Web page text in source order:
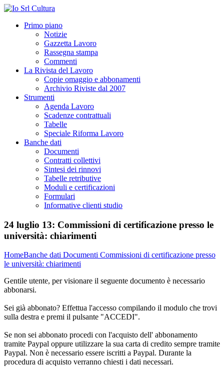
Primo piano
Notizie
Gazzetta Lavoro
Rassegna stampa
Commenti
La Rivista del Lavoro
Copie omaggio e abbonamenti
Archivio Riviste dal 2007
Strumenti
Agenda Lavoro
Scadenze contrattuali
Tabelle
Speciale Riforma Lavoro
Banche dati
Documenti
Contratti collettivi
Sintesi dei rinnovi
Tabelle retributive
Moduli e certificazioni
Formulari
Informative clienti studio
24 luglio 13: Commissioni di certificazione presso le
università: chiarimenti
HomeBanche dati Documenti Commissioni di certificazione presso
le università: chiarimenti
Gentile utente, per visionare il seguente documento è necessario
abbonarsi.
Sei già abbonato? Effettua l'accesso compilando il modulo che trovi
sulla destra e premi il pulsante "ACCEDI".
Se non sei abbonato procedi con l'acquisto dell' abbonamento
tramite Paypal oppure utilizzare la sua carta di credito sempre tramite
Paypal. Non è necessario essere iscritti a Paypal. Durante la
procedura di acquisto verranno chiesti i dati necessari.